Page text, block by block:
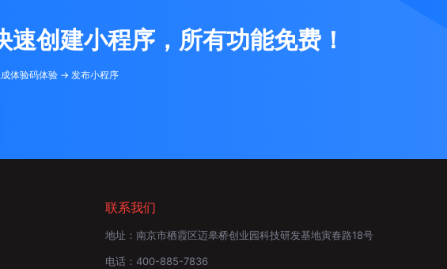
创建小程序，所有功能免费！
体验码体验 -> 发布小程序
联系我们
地址： 南京市栖霞区迈皋桥创业园科技研发基地寅春路18号
电话： 400-885-7836